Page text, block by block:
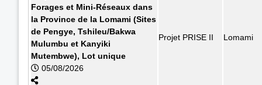
Forages et Mini-Réseaux dans
la Province de la Lomami (Sites
de Pengye, Tshileu/Bakwa
Mulumbu et Kanyiki
Mutembwe), Lot unique
05/08/2026
Projet PRISE II Lomami